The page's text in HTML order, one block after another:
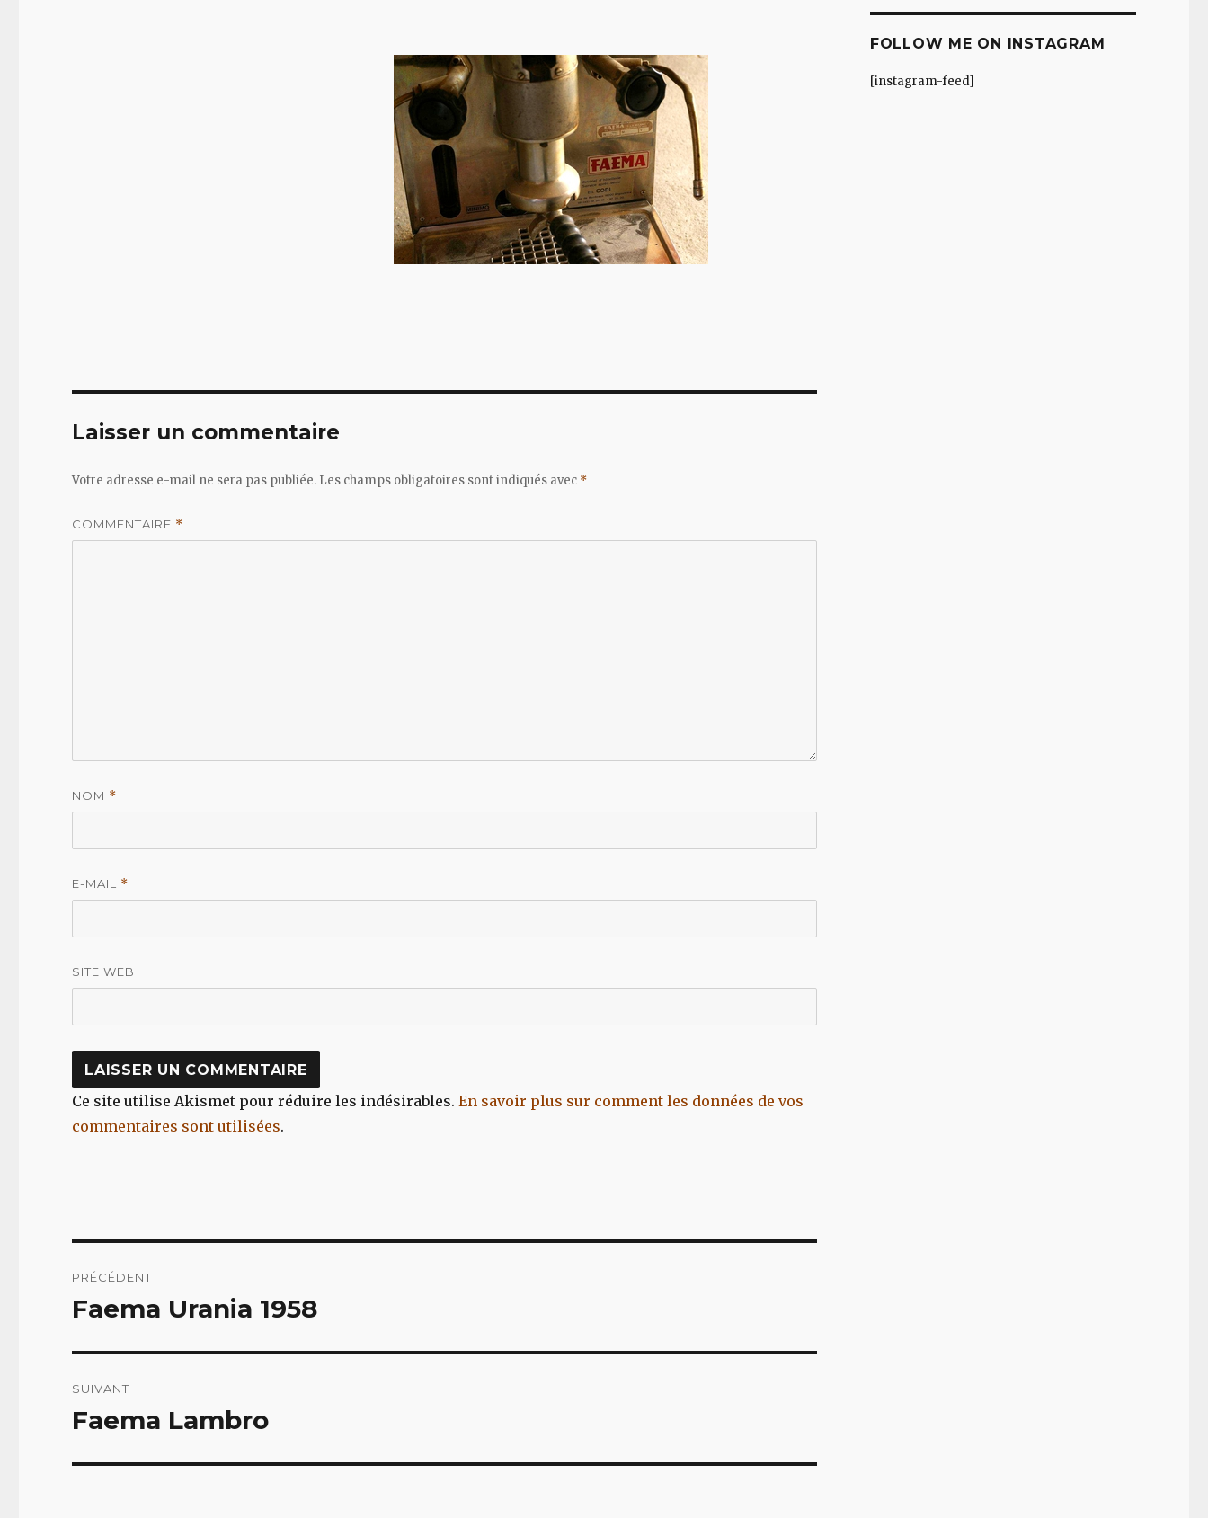
Laisser un commentaire
Votre adresse e-mail ne sera pas publiée. Les champs obligatoires sont indiqués avec *
COMMENTAIRE *
NOM *
E-MAIL *
SITE WEB
Ce site utilise Akismet pour réduire les indésirables.En savoir plus sur comment les données de vos
commentaires sont utilisées.
de
PRÉCÉDENT
Article
Faema Urania 1958
SUIVANT
Article
Faema Lambro
FOLLOW ME ON INSTAGRAM
[instagram-feed]